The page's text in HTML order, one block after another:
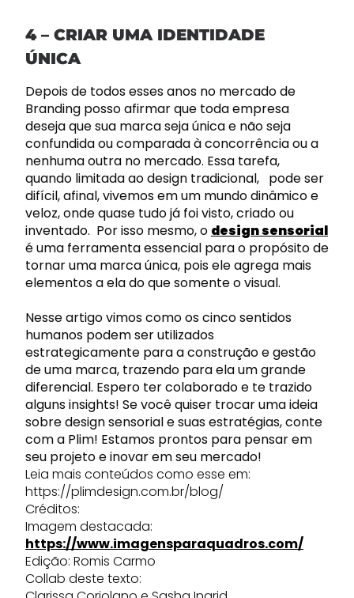
4 – CRIAR UMA IDENTIDADE
ÚNICA
Depois de todos esses anos no mercado de
Branding posso afirmar que toda empresa
deseja que sua marca seja única e não seja
confundida ou comparada à concorrência ou a
nenhuma outra no mercado. Essa tarefa,
quando limitada ao design tradicional, pode ser
difícil, afinal, vivemos em um mundo dinâmico e
veloz, onde quase tudo já foi visto, criado ou
inventado. Por isso mesmo, o design sensorial
é uma ferramenta essencial para o propósito de
tornar uma marca única, pois ele agrega mais
elementos a ela do que somente o visual.
Nesse artigo vimos como os cinco sentidos
humanos podem ser utilizados
estrategicamente para a construção e gestão
de uma marca, trazendo para ela um grande
diferencial. Espero ter colaborado e te trazido
alguns insights! Se você quiser trocar uma ideia
sobre design sensorial e suas estratégias, conte
com a Plim! Estamos prontos para pensar em
seu projeto e inovar em seu mercado!
Leia mais conteúdos como esse em:
https://plimdesign.com.br/blog/
Créditos:
Imagem destacada:
https://www.imagensparaquadros.com/
Edição: Romis Carmo
Collab deste texto: